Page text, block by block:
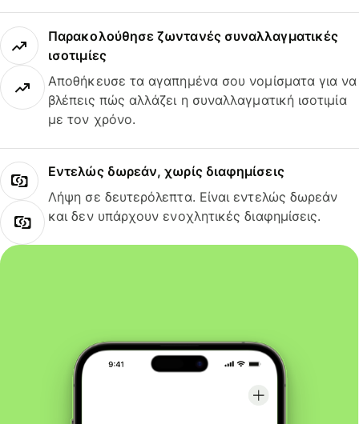
Παρακολούθησε ζωντανές συναλλαγματικές
ισοτιμίες
Αποθήκευσε τα αγαπημένα σου νομίσματα για να
βλέπεις πώς αλλάζει η συναλλαγματική ισοτιμία
με τον χρόνο.
Εντελώς δωρεάν, χωρίς διαφημίσεις
Λήψη σε δευτερόλεπτα. Είναι εντελώς δωρεάν
και δεν υπάρχουν ενοχλητικές διαφημίσεις.